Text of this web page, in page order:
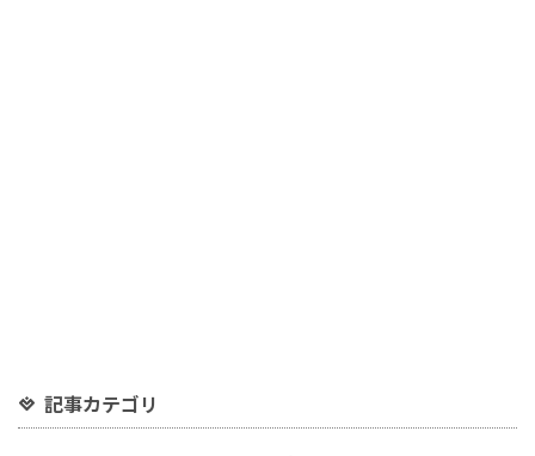
記事カテゴリ